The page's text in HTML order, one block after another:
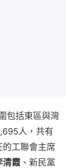
包括東區與灣
人，共有
的工聯會主席
清霞 、新民黨